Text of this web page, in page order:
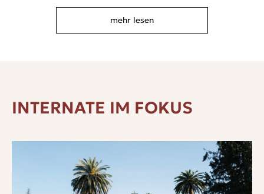
mehr lesen
INTERNATE IM FOKUS